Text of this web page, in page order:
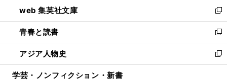
ド
ウ
で
開
く
ィ
ン
ド
ウ
で
開
い
ウ
ィ
ン
ド
ウ
web 集英社文庫
新
し
い
ウ
ィ
ン
青春と読書
新
し
い
ウ
アジア人物史
新
し
学芸・ノンフィクション・新書